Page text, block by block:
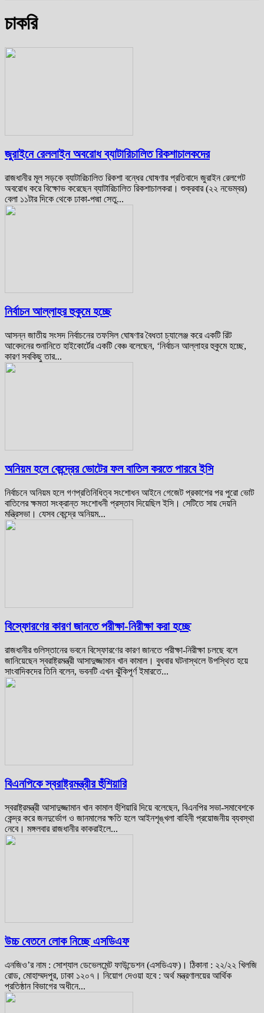
চাকরি
জুরাইনে রেললাইন অবরোধ ব্যাটারিচালিত রিকশাচালকদের
রাজধানীর মূল সড়কে ব্যাটারিচালিত রিকশা বন্ধের ঘোষণার প্রতিবাদে জুরাইন রেলগেট
অবরোধ করে বিক্ষোভ করেছেন ব্যাটারিচালিত রিকশাচালকরা। শুক্রবার (২২ নভেম্বর)
বেলা ১১টার দিকে থেকে ঢাকা-পদ্মা সেতু...
নির্বাচন আল্লাহর হুকুমে হচ্ছে
আসন্ন জাতীয় সংসদ নির্বাচনের তফসিল ঘোষণার বৈধতা চ্যালেঞ্জ করে একটি রিট
আবেদনের শুনানিতে হাইকোর্টের একটি বেঞ্চ বলেছেন, ‘নির্বাচন আল্লাহর হুকুমে হচ্ছে,
কারণ সবকিছু তার...
অনিয়ম হলে কেন্দ্রের ভোটের ফল বাতিল করতে পারবে ইসি
নির্বাচনে অনিয়ম হলে গণপ্রতিনিধিত্ব সংশোধন আইনে গেজেট প্রকাশের পর পুরো ভোট
বাতিলের ক্ষমতা সংক্রান্ত সংশোধনী প্রস্তাব দিয়েছিল ইসি। সেটিতে সায় দেয়নি
মন্ত্রিসভা। যেসব কেন্দ্রে অনিয়ম...
বিস্ফোরণের কারণ জানতে পরীক্ষা-নিরীক্ষা করা হচ্ছে
রাজধানীর গুলিস্তানের ভবনে বিস্ফোরণের কারণ জানতে পরীক্ষা-নিরীক্ষা চলছে বলে
জানিয়েছেন স্বরাষ্ট্রমন্ত্রী আসাদুজ্জামান খান কামাল। বুধবার ঘটনাস্থলে উপস্থিত হয়ে
সাংবাদিকদের তিনি বলেন, ভবনটি এখন ঝুঁকিপূর্ণ ইমারতে...
বিএনপিকে স্বরাষ্ট্রমন্ত্রীর হুঁশিয়ারি
স্বরাষ্ট্রমন্ত্রী আসাদুজ্জামান খান কামাল হুঁশিয়ারি দিয়ে বলেছেন, বিএনপির সভা-সমাবেশকে
কেন্দ্র করে জনদুর্ভোগ ও জানমালের ক্ষতি হলে আইনশৃঙ্খলা বাহিনী প্রয়োজনীয় ব্যবস্থা
নেবে। মঙ্গলবার রাজধানীর কাকরাইলে...
উচ্চ বেতনে লোক নিচ্ছে এসডিএফ
এনজিও’র নাম : সোশ্যাল ডেভেলমেন্ট ফাউন্ডেশন (এসডিএফ)। ঠিকানা : ২২/২২ খিলজি
রোড, মোহাম্মদপুর, ঢাকা ১২০৭। নিয়োগ দেওয়া হবে : অর্থ মন্ত্রণালয়ের আর্থিক
প্রতিষ্ঠান বিভাগের অধীনে...